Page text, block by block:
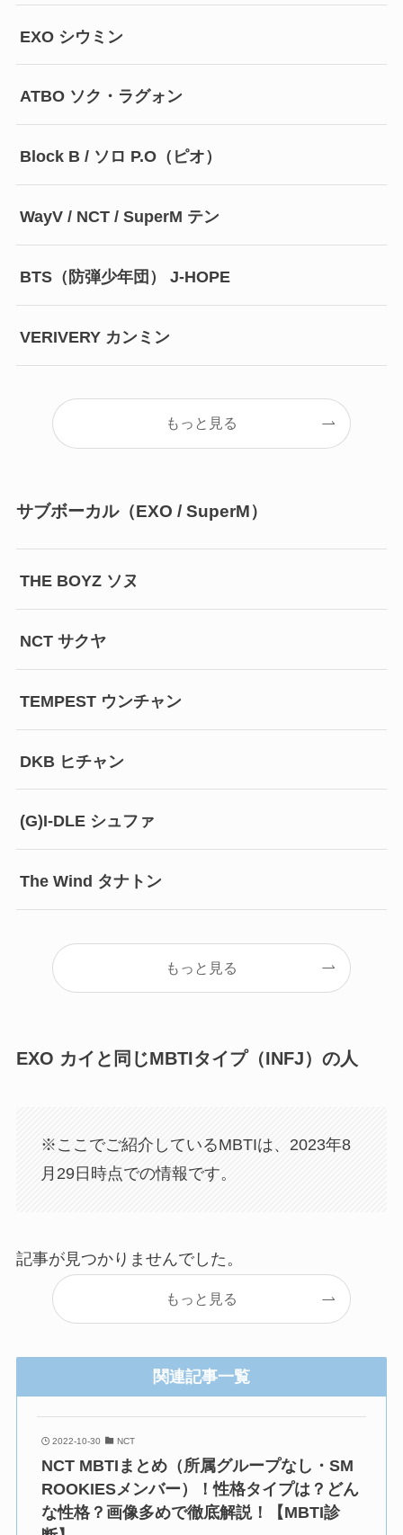
EXO シウミン
ATBO ソク・ラグォン
Block B / ソロ P.O（ピオ）
WayV / NCT / SuperM テン
BTS（防弾少年団） J-HOPE
VERIVERY カンミン
もっと見る
サブボーカル（EXO / SuperM）
THE BOYZ ソヌ
NCT サクヤ
TEMPEST ウンチャン
DKB ヒチャン
(G)I-DLE シュファ
The Wind タナトン
もっと見る
EXO カイと同じMBTIタイプ（INFJ）の人
※ここでご紹介しているMBTIは、2023年8
月29日時点での情報です。
記事が見つかりませんでした。
もっと見る
関連記事一覧
2022-10-30 NCT
NCT MBTIまとめ（所属グループなし・SM
ROOKIESメンバー）！性格タイプは？どん
な性格？画像多めで徹底解説！【MBTI診